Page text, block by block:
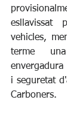
esllavissat
vehicles,
terme
i seguretat
Carboners.